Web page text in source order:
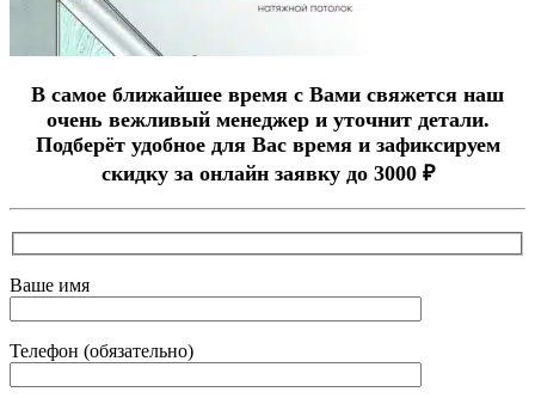
В самое ближайшее время с Вами свяжется наш
очень вежливый менеджер и уточнит детали.
Подберёт удобное для Вас время и зафиксируем
скидку за онлайн заявку до 3000 ₽
Ваше имя
Телефон (обязательно)